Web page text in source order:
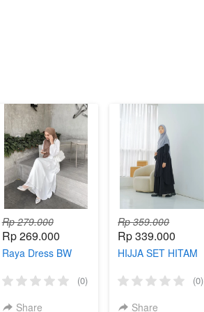
Rp 279.000
Rp 269.000
Raya Dress BW
(0)
Share
Rp 359.000
Rp 339.000
HIJJA SET HITAM
(0)
Share